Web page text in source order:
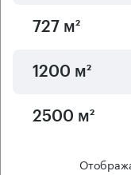
727 м²
1200 м²
2500 м²